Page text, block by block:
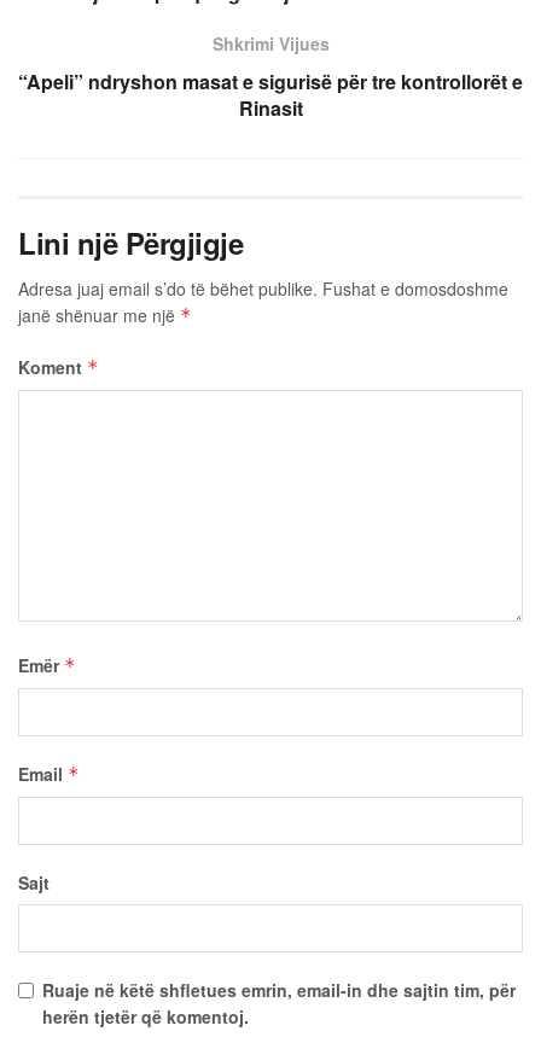
Shkrimi Vijues
“Apeli” ndryshon masat e sigurisë për tre kontrollorët e
Rinasit
Lini një Përgjigje
Adresa juaj email s’do të bëhet publike. Fushat e domosdoshme
janë shënuar me një *
Koment *
Emër *
Email *
Sajt
Ruaje në këtë shfletues emrin, email-in dhe sajtin tim, për
herën tjetër që komentoj.